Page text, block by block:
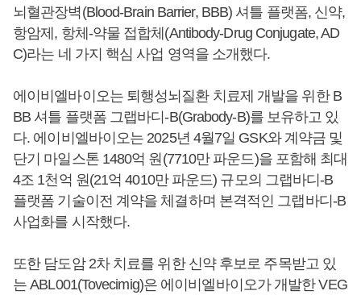
뇌혈관장벽(Blood-Brain Barrier, BBB) 셔틀 플랫폼, 신약,
항암제, 항체-약물 접합체(Antibody-Drug Conjugate, AD
C)라는 네 가지 핵심 사업 영역을 소개했다.
에이비엘바이오는 퇴행성뇌질환 치료제 개발을 위한 B
BB 셔틀 플랫폼 그랩바디-B(Grabody-B)를 보유하고 있
다. 에이비엘바이오는 2025년 4월7일 GSK와 계약금 및
단기 마일스톤 1480억 원(7710만 파운드)을 포함해 최대
4조 1천억 원(21억 4010만 파운드) 규모의 그랩바디-B
플랫폼 기술이전 계약을 체결하며 본격적인 그랩바디-B
사업화를 시작했다.
또한 담도암 2차 치료를 위한 신약 후보로 주목받고 있
는 ABL001(Tovecimig)은 에이비엘바이오가 개발한 VEG